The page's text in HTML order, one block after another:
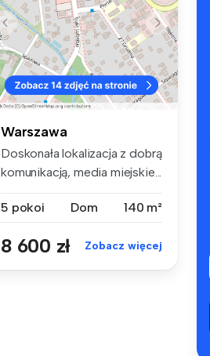
Warszawa
Doskonała lokalizacja z dobrą
komunikacją, media miejskie...
5 pokoi Dom 140 m²
8 600 zł Zobacz więcej